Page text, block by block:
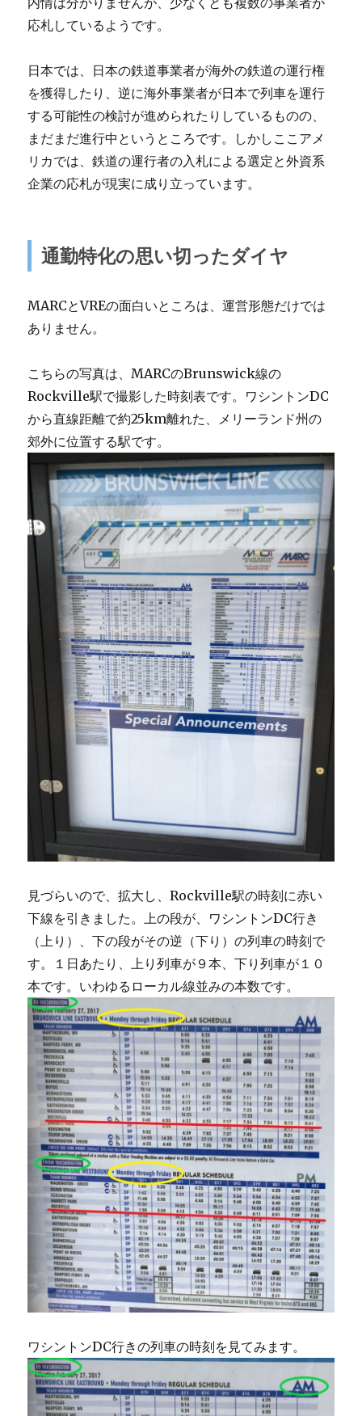
応札しているようです。
日本では、日本の鉄道事業者が海外の鉄道の運行権
を獲得したり、逆に海外事業者が日本で列車を運行
する可能性の検討が進められたりしているものの、
まだまだ進行中というところです。しかしここアメ
リカでは、鉄道の運行者の入札による選定と外資系
企業の応札が現実に成り立っています。
通勤特化の思い切ったダイヤ
MARCとVREの面白いところは、運営形態だけでは
ありません。
こちらの写真は、MARCのBrunswick線の
Rockville駅で撮影した時刻表です。ワシントンDC
から直線距離で約25km離れた、メリーランド州の
郊外に位置する駅です。
見づらいので、拡大し、Rockville駅の時刻に赤い
下線を引きました。上の段が、ワシントンDC行き
（上り）、下の段がその逆（下り）の列車の時刻で
す。１日あたり、上り列車が９本、下り列車が１０
本です。いわゆるローカル線並みの本数です。
ワシントンDC行きの列車の時刻を見てみます。